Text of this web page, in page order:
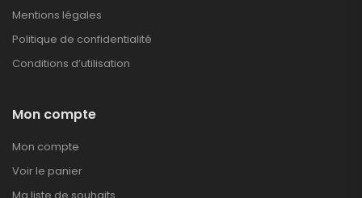
Mentions légales
Politique de confidentialité
Conditions d’utilisation
Mon compte
Mon compte
Voir le panier